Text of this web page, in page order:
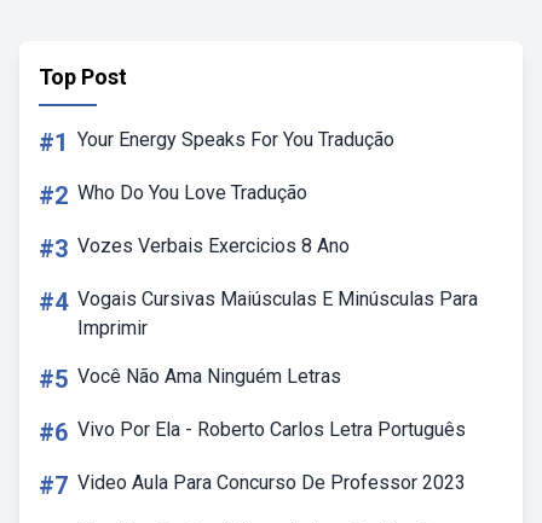
Top Post
#1 Your Energy Speaks For You Tradução
#2 Who Do You Love Tradução
#3 Vozes Verbais Exercicios 8 Ano
#4 Vogais Cursivas Maiúsculas E Minúsculas Para
Imprimir
#5 Você Não Ama Ninguém Letras
#6 Vivo Por Ela - Roberto Carlos Letra Português
#7 Video Aula Para Concurso De Professor 2023